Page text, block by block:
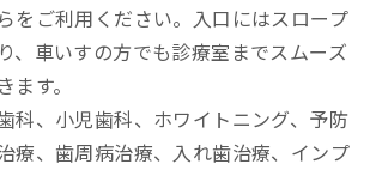
をご利用ください。入口にはスロープ
、車いすの方でも診療室までスムーズ
す。
科、小児歯科、ホワイトニング、予防
療、歯周病治療、入れ歯治療、インプ